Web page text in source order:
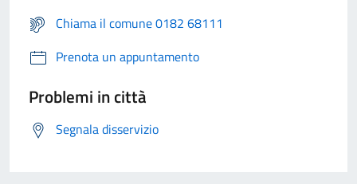
Chiama il comune 0182 68111
Prenota un appuntamento
Problemi in città
Segnala disservizio